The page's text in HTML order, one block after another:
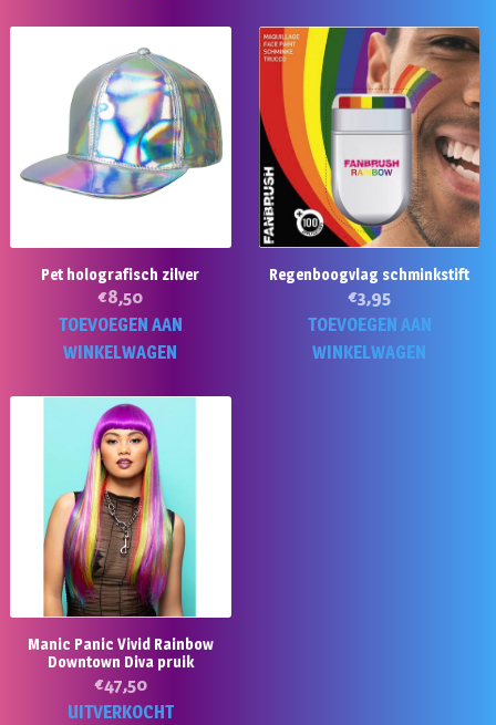
Pet holografisch zilver
€8,50
TOEVOEGEN AAN
WINKELWAGEN
Regenboogvlag schminkstift
€3,95
TOEVOEGEN AAN
WINKELWAGEN
Manic Panic Vivid Rainbow
Downtown Diva pruik
€47,50
UITVERKOCHT